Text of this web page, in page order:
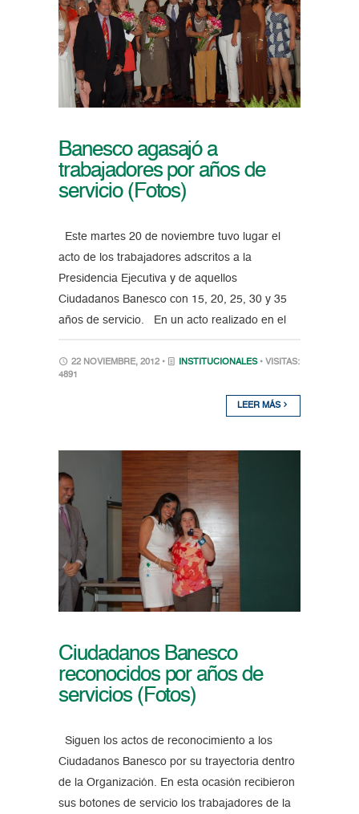
Banesco agasajó a
trabajadores por años de
servicio (Fotos)
Este martes 20 de noviembre tuvo lugar el
acto de los trabajadores adscritos a la
Presidencia Ejecutiva y de aquellos
Ciudadanos Banesco con 15, 20, 25, 30 y 35
años de servicio. En un acto realizado en el
22 NOVIEMBRE, 2012 • INSTITUCIONALES • VISITAS:
4891
LEER MÁS
Ciudadanos Banesco
reconocidos por años de
servicios (Fotos)
Siguen los actos de reconocimiento a los
Ciudadanos Banesco por su trayectoria dentro
de la Organización. En esta ocasión recibieron
sus botones de servicio los trabajadores de la